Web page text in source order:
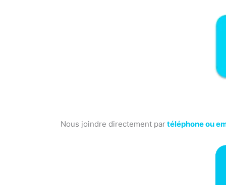
Nous joindre directement partéléphone ou